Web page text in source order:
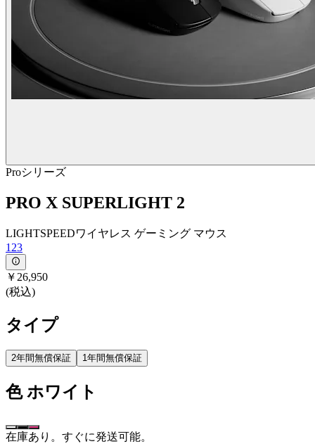
Proシリーズ
PRO X SUPERLIGHT 2
LIGHTSPEEDワイヤレス ゲーミング マウス
123
￥26,950
(税込)
タイプ
2年間無償保証 1年間無償保証
色 ホワイト
在庫あり。すぐに発送可能。